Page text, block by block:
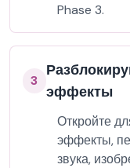
Phase 3.
3
эффекты
Откройте
эффекты,
звука,